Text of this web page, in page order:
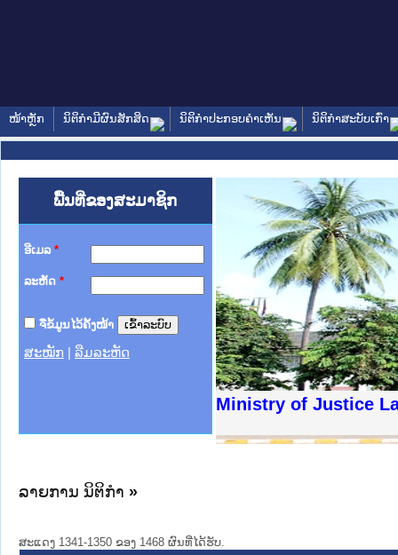
ໜ້າຫຼັກ ນິຕິກໍາມີຜົນສັກສິດ ນິຕິກໍາປະກອບຄໍາເຫັນ ນິຕິກໍາສະບັບເກົ່າ
ພື້ນທີ່ຂອງສະມາຊິກ
ອີເມລ *
ລະຫັດ *
ຈື່ຂໍ້ມູນໄວ້ຄັ້ງໜ້າ
ສະໝັກ ລືມລະຫັດ
Ministry of Justice
າຊົນ ພາກເໜືອ
ການ
ກາງ
ໃຕ້
ຕຳຫຼວດປະຊາຊົນ
ສັນຕິບານປະຊາຊົນ
ກເໜືອ
າຊົນ ພາກກາງ
ລາຍການ ນິຕິກໍາ »
ສະແດງ 1341-1350 ຂອງ 1468 ຜົນທີ່ໄດ້ຮັບ.